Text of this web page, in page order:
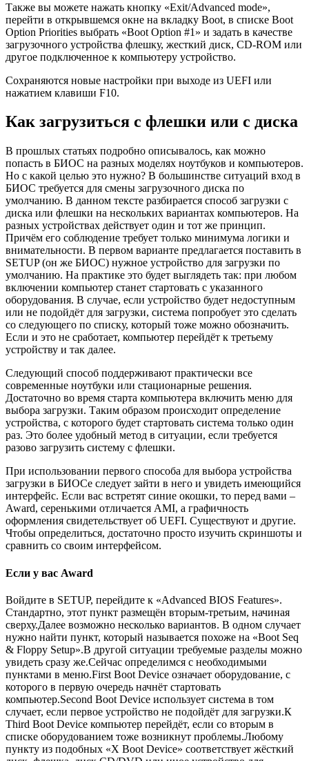
Также вы можете нажать кнопку «Exit/Advanced mode»,
перейти в открывшемся окне на вкладку Boot, в списке Boot
Option Priorities выбрать «Boot Option #1» и задать в качестве
загрузочного устройства флешку, жесткий диск, CD-ROM или
другое подключенное к компьютеру устройство.
Сохраняются новые настройки при выходе из UEFI или
нажатием клавиши F10.
Как загрузиться с флешки или с диска
В прошлых статьях подробно описывалось, как можно
попасть в БИОС на разных моделях ноутбуков и компьютеров.
Но с какой целью это нужно? В большинстве ситуаций вход в
БИОС требуется для смены загрузочного диска по
умолчанию. В данном тексте разбирается способ загрузки с
диска или флешки на нескольких вариантах компьютеров. На
разных устройствах действует один и тот же принцип.
Причём его соблюдение требует только минимума логики и
внимательности. В первом варианте предлагается поставить в
SETUP (он же БИОС) нужное устройство для загрузки по
умолчанию. На практике это будет выглядеть так: при любом
включении компьютер станет стартовать с указанного
оборудования. В случае, если устройство будет недоступным
или не подойдёт для загрузки, система попробует это сделать
со следующего по списку, который тоже можно обозначить.
Если и это не сработает, компьютер перейдёт к третьему
устройству и так далее.
Следующий способ поддерживают практически все
современные ноутбуки или стационарные решения.
Достаточно во время старта компьютера включить меню для
выбора загрузки. Таким образом происходит определение
устройства, с которого будет стартовать система только один
раз. Это более удобный метод в ситуации, если требуется
разово загрузить систему с флешки.
При использовании первого способа для выбора устройства
загрузки в БИОСе следует зайти в него и увидеть имеющийся
интерфейс. Если вас встретят синие окошки, то перед вами –
Award, серенькими отличается AMI, а графичность
оформления свидетельствует об UEFI. Существуют и другие.
Чтобы определиться, достаточно просто изучить скриншоты и
сравнить со своим интерфейсом.
Если у вас Award
Войдите в SETUP, перейдите к «Advanced BIOS Features».
Стандартно, этот пункт размещён вторым-третьим, начиная
сверху.Далее возможно несколько вариантов. В одном случает
нужно найти пункт, который называется похоже на «Boot Seq
& Floppy Setup».В другой ситуации требуемые разделы можно
увидеть сразу же.Сейчас определимся с необходимыми
пунктами в меню.First Boot Device означает оборудование, с
которого в первую очередь начнёт стартовать
компьютер.Second Boot Device использует система в том
случает, если первое устройство не подойдёт для загрузки.К
Third Boot Device компьютер перейдёт, если со вторым в
списке оборудованием тоже возникнут проблемы.Любому
пункту из подобных «X Boot Device» соответствует жёсткий